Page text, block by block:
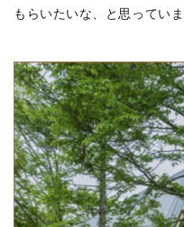
もらいたいな、と思っていま